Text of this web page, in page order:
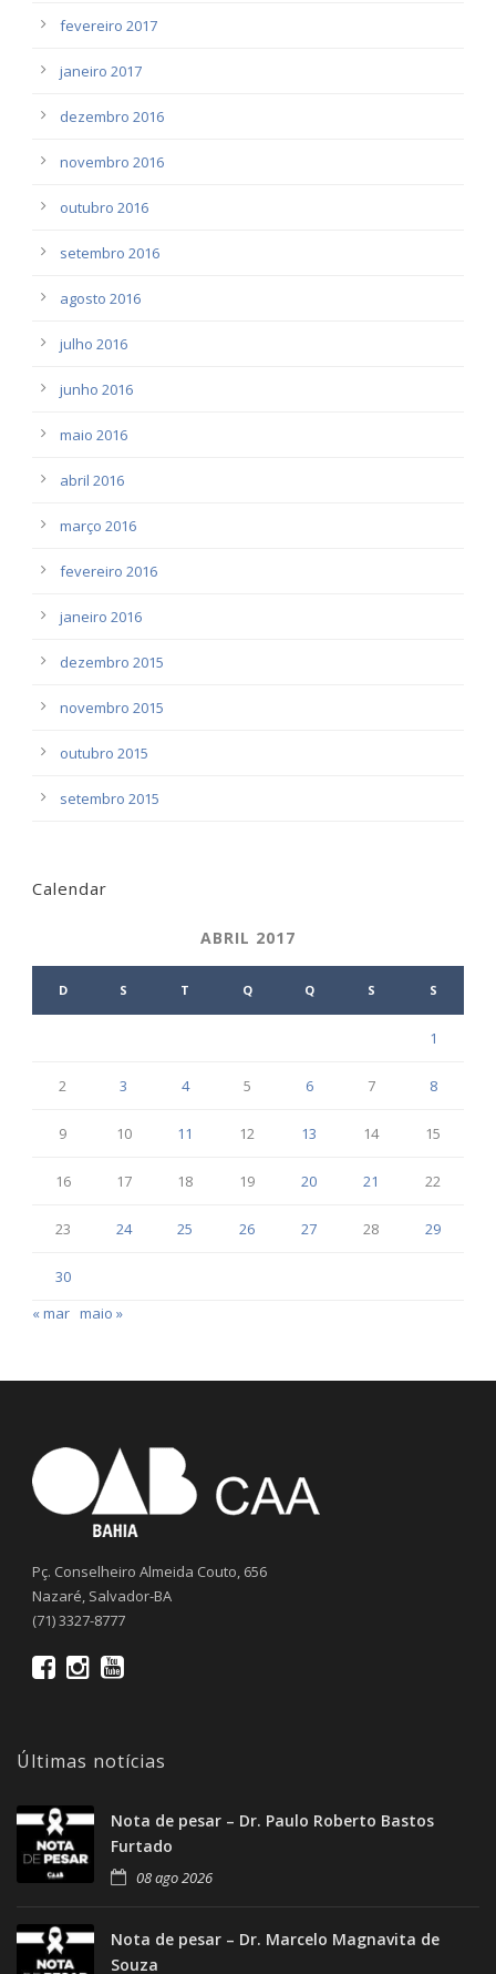
fevereiro 2017
janeiro 2017
dezembro 2016
novembro 2016
outubro 2016
setembro 2016
agosto 2016
julho 2016
junho 2016
maio 2016
abril 2016
março 2016
fevereiro 2016
janeiro 2016
dezembro 2015
novembro 2015
outubro 2015
setembro 2015
Calendar
ABRIL 2017
D S T Q Q S S
1
2 3 4 5 6 7 8
9 10 11 12 13 14 15
16 17 18 19 20 21 22
23 24 25 26 27 28 29
30
« mar maio »
Pç. Conselheiro Almeida Couto, 656
Nazaré, Salvador-BA
(71) 3327-8777
Últimas notícias
Nota de pesar – Dr. Paulo Roberto Bastos
Furtado
08 ago 2026
Nota de pesar – Dr. Marcelo Magnavita de
Souza